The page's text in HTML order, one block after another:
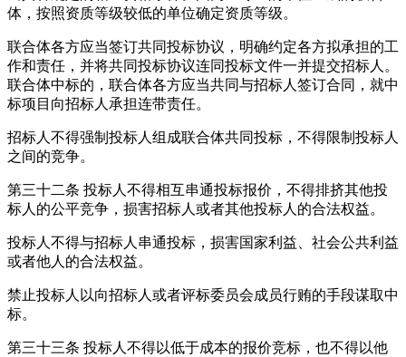
体，按照资质等级较低的单位确定资质等级。
联合体各方应当签订共同投标协议，明确约定各方拟承担的工
作和责任，并将共同投标协议连同投标文件一并提交招标人。
联合体中标的，联合体各方应当共同与招标人签订合同，就中
标项目向招标人承担连带责任。
招标人不得强制投标人组成联合体共同投标，不得限制投标人
之间的竞争。
第三十二条 投标人不得相互串通投标报价，不得排挤其他投
标人的公平竞争，损害招标人或者其他投标人的合法权益。
投标人不得与招标人串通投标，损害国家利益、社会公共利益
或者他人的合法权益。
禁止投标人以向招标人或者评标委员会成员行贿的手段谋取中
标。
第三十三条 投标人不得以低于成本的报价竞标，也不得以他